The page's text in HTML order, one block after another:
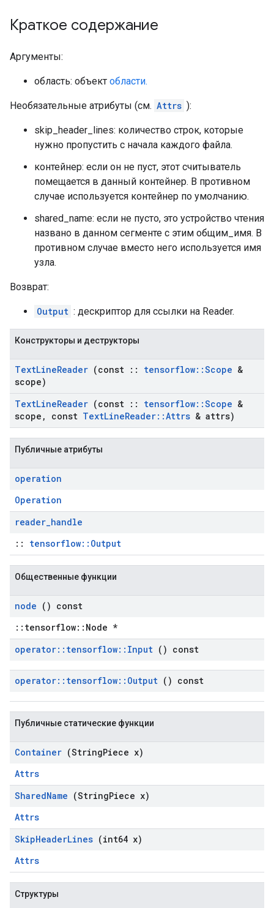
Краткое содержание
Аргументы:
область: объект области.
Необязательные атрибуты (см. Attrs ):
skip_header_lines: количество строк, которые
нужно пропустить с начала каждого файла.
контейнер: если он не пуст, этот считыватель
помещается в данный контейнер. В противном
случае используется контейнер по умолчанию.
shared_name: если не пусто, это устройство чтения
названо в данном сегменте с этим общим_имя. В
противном случае вместо него используется имя
узла.
Возврат:
Output : дескриптор для ссылки на Reader.
Конструкторы и деструкторы
TextLineReader (const :: tensorflow::Scope &
scope)
TextLineReader (const :: tensorflow::Scope &
scope , const TextLineReader::Attrs & attrs)
Публичные атрибуты
operation
Operation
reader_handle
:: tensorflow::Output
Общественные функции
node () const
::tensorflow::Node *
operator:: tensorflow:: Input () const
operator:: tensorflow:: Output () const
Публичные статические функции
Container (StringPiece x)
Attrs
SharedName (StringPiece x)
Attrs
SkipHeaderLines (int64 x)
Attrs
Структуры